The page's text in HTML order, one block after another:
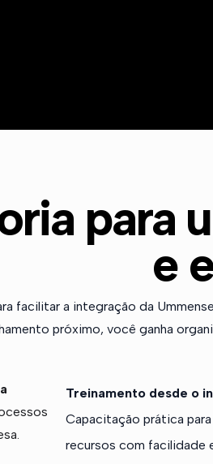
para
e
facilitar a integração da
próximo, você ganha
Treinamento desde o
Capacitação prática
recursos com facilidade